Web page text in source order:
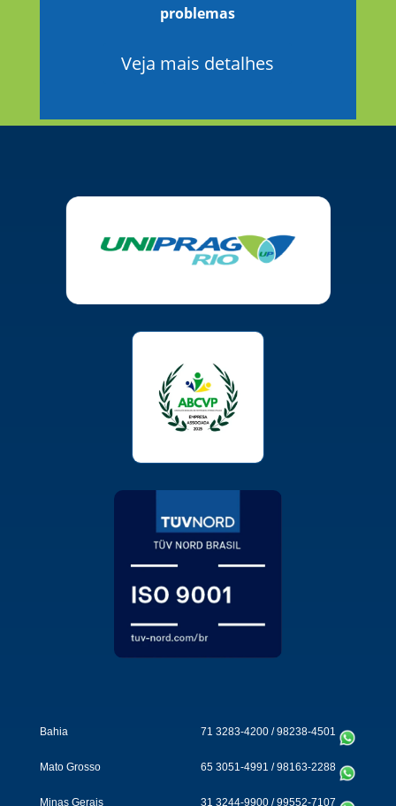
problemas
Veja mais detalhes
Bahia 71 3283-4200 /98238-4501
Mato Grosso 65 3051-4991 /98163-2288
Minas Gerais 31 3244-9900 /99552-7107